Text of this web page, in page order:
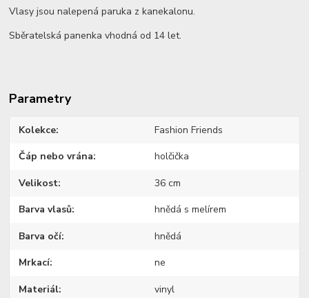
Vlasy jsou nalepená paruka z kanekalonu.
Sběratelská panenka vhodná od 14 let.
Parametry
Kolekce Fashion Friends
Čáp nebo vrána holčička
Velikost 36 cm
Barva vlasů hnědá s melírem
Barva očí hnědá
Mrkací ne
Materiál vinyl